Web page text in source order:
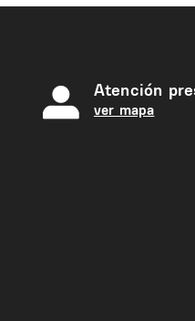
Atención
ver mapa